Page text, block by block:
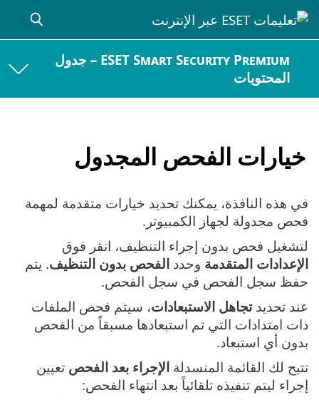
ESET Smart Security Premium – جدول
المحتويات
خيارات الفحص المجدول
في هذه النافذة، يمكنك تحديد خيارات متقدمة لمهمة
فحص مجدولة لجهاز الكمبيوتر.
لتشغيل فحص بدون إجراء التنظيف، انقر فوق
الإعدادات المتقدمة وحدد الفحص بدون التنظيف. يتم
حفظ سجل الفحص في سجل الفحص.
عند تحديدتجاهل الاستبعادات، سيتم فحص الملفات
ذات امتدادات التي تم استبعادها مسبقاً من الفحص
بدون أي استبعاد.
تتيح لك القائمة المنسدلة الإجراء بعد الفحص تعيين
إجراء ليتم تنفيذه تلقائياً بعد انتهاء الفحص: